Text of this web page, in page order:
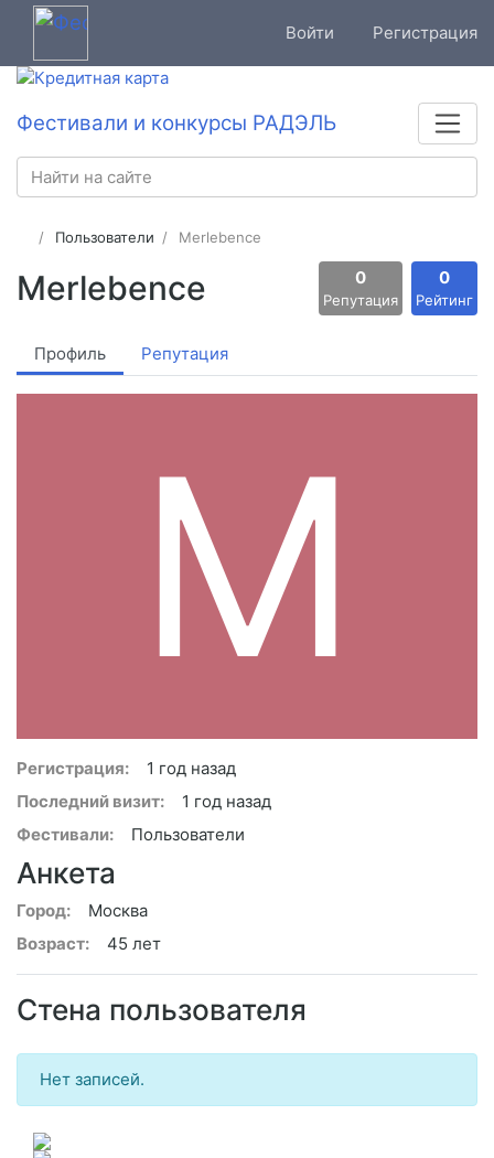
Войти Регистрация
Фестивали и конкурсы РАДЭЛЬ
Пользователи Merlebence
Merlebence 0
Репутация
0
Рейтинг
Профиль Репутация
M
Регистрация:
1 год назад
Последний визит:
1 год назад
Фестивали:
Пользователи
Анкета
Город:
Москва
Возраст:
45 лет
Стена пользователя
Нет записей.